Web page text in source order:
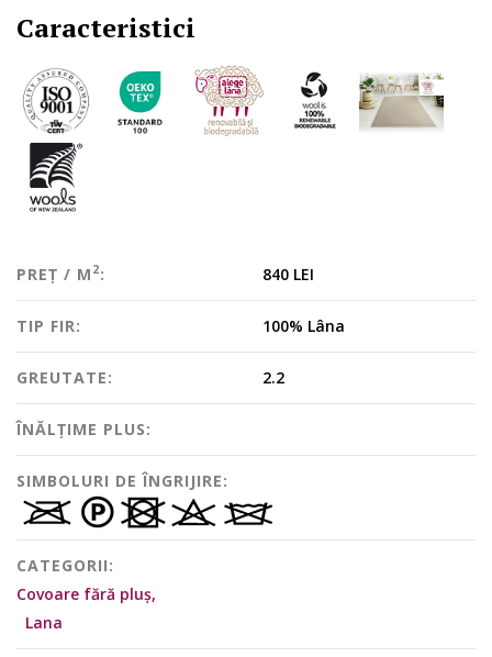
Caracteristici
PREȚ / M 2: 840 LEI
TIP FIR: 100% Lâna
GREUTATE: 2.2
ÎNĂLȚIME PLUS:
SIMBOLURI DE ÎNGRIJIRE:
CATEGORII:
Covoare fără pluș,
Lana